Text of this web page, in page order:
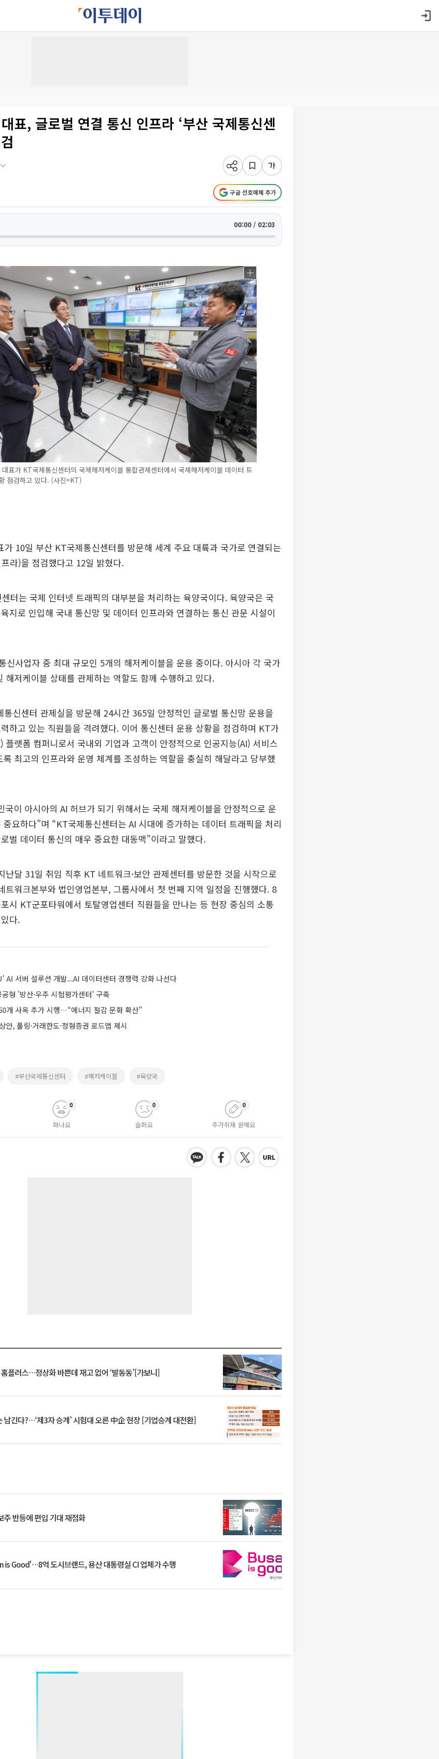
표, 글로벌 연결 통신 인프라 ‘부산 국제통신센
구글 선호매체 추가
00:00 / 02:03
표가 KT국제통신센터의 국제해저케이블 통합관제센터에서 국제해저케이블 데이터 트
점검하고 있다. (사진=KT)
가 10일 부산 KT국제통신센터를 방문해 세계 주요 대륙과 국가로 연결되는
라)을 점검했다고 12일 밝혔다.
터는 국제 인터넷 트래픽의 대부분을 처리하는 육양국이다. 육양국은 국
지로 인입해 국내 통신망 및 데이터 인프라와 연결하는 통신 관문 시설이
신사업자 중 최대 규모인 5개의 해저케이블을 운용 중이다. 아시아 각 국가
해저케이블 상태를 관제하는 역할도 함께 수행하고 있다.
통신센터 관제실을 방문해 24시간 365일 안정적인 글로벌 통신망 운용을
하고 있는 직원들을 격려했다. 이어 통신센터 운용 상황을 점검하며 KT가
플랫폼 컴퍼니로서 국내외 기업과 고객이 안정적으로 인공지능(AI) 서비스
최고의 인프라와 운영 체계를 조성하는 역할을 충실히 해달라고 당부했
국이 아시아의 AI 허브가 되기 위해서는 국제 해저케이블을 안정적으로 운
요하다”며 “KT국제통신센터는 AI 시대에 증가하는 데이터 트래픽을 처리
벌 데이터 통신의 매우 중요한 대동맥”이라고 말했다.
난달 31일 취임 직후 KT 네트워크·보안 관제센터를 방문한 것을 시작으로
트워크본부와 법인영업본부, 그룹사에서 첫 번째 지역 일정을 진행했다. 8
시 KT군포타워에서 토탈영업센터 직원들을 만나는 등 현장 중심의 소통
다.
서버 설루션 개발...AI 데이터센터 경쟁력 강화 나선다
형 '방산·우주 시험평가센터' 구축
개 사옥 추가 시행…“에너지 절감 문화 확산”
안, 풀링·거래한도·정형증권 로드맵 제시
#부산국제통신센터 #해저케이블 #육양국
화나요
0
슬퍼요
0
추가취재 원해요
0
플러스…정상화 바쁜데 재고 없어 ‘발동동’[가보니]
남긴다?…‘제3자 승계’ 시험대 오른 中企 현장 [기업승계 대전환]
반등에 편입 기대 재점화
is Good'…8억 도시브랜드, 용산 대통령실 CI 업체가 수행